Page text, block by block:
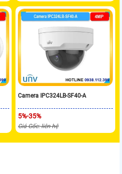
Camera IPC324LB-SF40-A
5%-35%
Giá Gốc: liên hệ